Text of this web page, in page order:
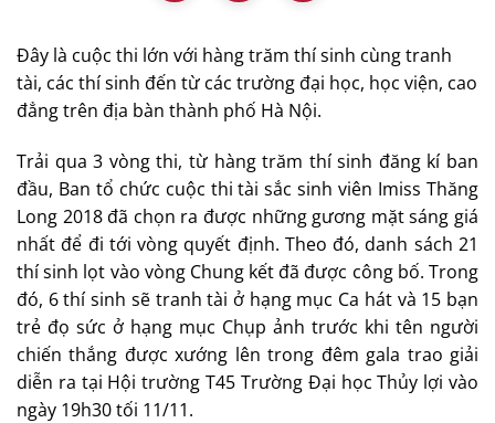
Đây là cuộc thi lớn với hàng trăm thí sinh cùng tranh
tài, các thí sinh đến từ các trường đại học, học viện, cao
đẳng trên địa bàn thành phố Hà Nội.
Trải qua 3 vòng thi, từ hàng trăm thí sinh đăng kí ban
đầu, Ban tổ chức cuộc thi tài sắc sinh viên Imiss Thăng
Long 2018 đã chọn ra được những gương mặt sáng giá
nhất để đi tới vòng quyết định. Theo đó, danh sách 21
thí sinh lọt vào vòng Chung kết đã được công bố. Trong
đó, 6 thí sinh sẽ tranh tài ở hạng mục Ca hát và 15 bạn
trẻ đọ sức ở hạng mục Chụp ảnh trước khi tên người
chiến thắng được xướng lên trong đêm gala trao giải
diễn ra tại Hội trường T45 Trường Đại học Thủy lợi vào
ngày 19h30 tối 11/11.